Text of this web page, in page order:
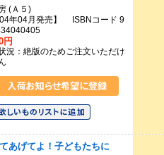
(Ａ５)
年04月発売】 ISBNコード 9
円
況：絶版のためご注文いただけ
あげてよ！子どもたちに